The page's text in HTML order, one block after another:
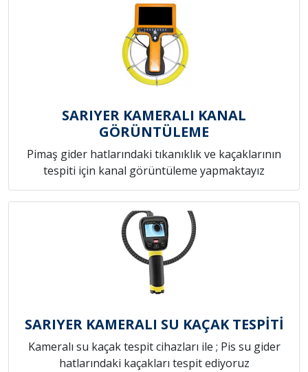
SARIYER KAMERALI KANAL
GÖRÜNTÜLEME
Pimaş gider hatlarındaki tıkanıklık ve kaçaklarının
tespiti için kanal görüntüleme yapmaktayız
SARIYER KAMERALI SU KAÇAK TESPİTİ
Kameralı su kaçak tespit cihazları ile ; Pis su gider
hatlarındaki kaçakları tespit ediyoruz